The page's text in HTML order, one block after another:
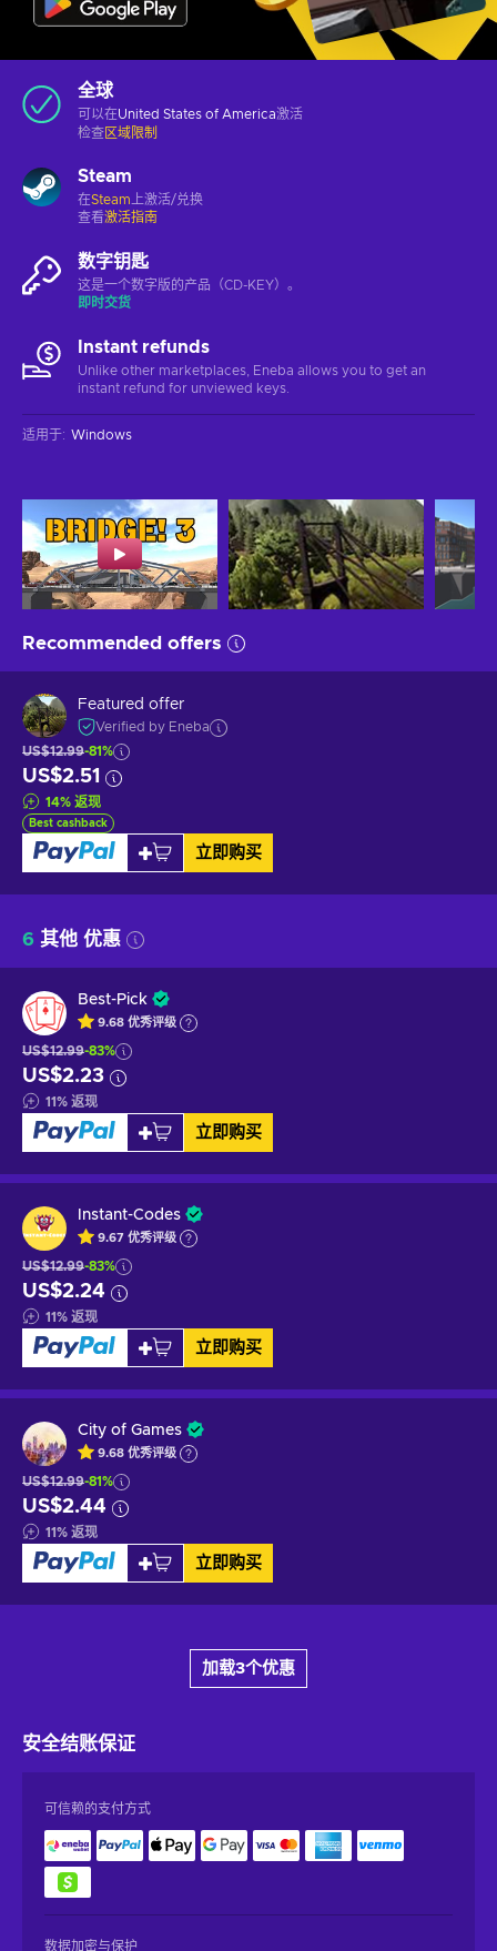
全球
可以在United States of America激活
检查 区域限制
Steam
在Steam 上激活/兑换
查看激活指南
数字钥匙
这是一个数字版的产品（CD-KEY）。
即时交货
Instant refunds
Unlike other marketplaces, Eneba allows you to get an
instant refund for unviewed keys.
适用于: Windows
Recommended offers
Featured offer
Verified by Eneba
US$12.99-81%
US$2.51
14% 返现
Best cashback
立即购买
6 其他 优惠
Best-Pick
9.68 优秀评级
US$12.99-83%
US$2.23
11% 返现
立即购买
Instant-Codes
9.67 优秀评级
US$12.99-83%
US$2.24
11% 返现
立即购买
City of Games
9.68 优秀评级
US$12.99-81%
US$2.44
11% 返现
立即购买
加载3个优惠
安全结账保证
可信赖的支付方式
数据加密与保护